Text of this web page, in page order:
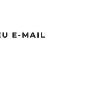
E-MAIL